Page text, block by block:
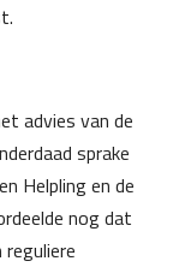
advies van de
sprake
Helpling en de
nog dat